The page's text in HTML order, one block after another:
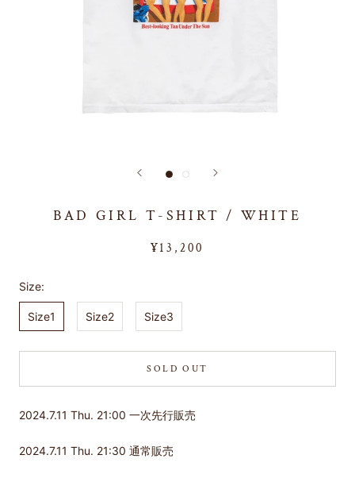
BAD GIRL T-SHIRT / WHITE
¥13,200
Size:
Size1 Size2 Size3
SOLD OUT
2024.7.11 Thu. 21:00 一次先行販売
2024.7.11 Thu. 21:30 通常販売